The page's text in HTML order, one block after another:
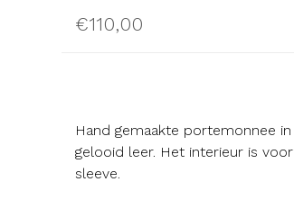
€110,00
Hand gemaakte portemonnee
gelooid leer. Het interieur is
sleeve.